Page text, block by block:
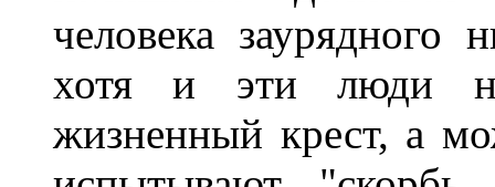
человека заурядного
хотя и эти люди
жизненный крест, а